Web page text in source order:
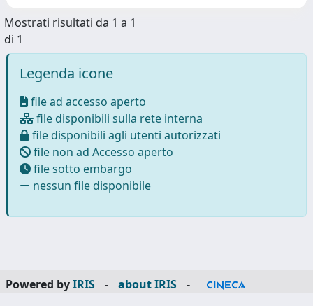
Mostrati risultati da 1 a 1
di 1
Legenda icone
file ad accesso aperto
file disponibili sulla rete interna
file disponibili agli utenti autorizzati
file non ad Accesso aperto
file sotto embargo
nessun file disponibile
Powered byIRIS - about IRIS
-